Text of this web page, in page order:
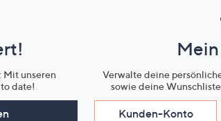
Mit unseren
date!
Verwalte deine
sowie deine
Kunden-Konto